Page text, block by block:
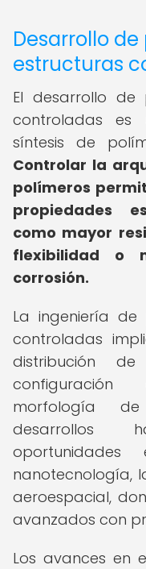
Desarrollo
estructuras
El desarrollo de
controladas
síntesis de
Controlar la
polímeros
propiedades
como mayor
flexibilidad o
corrosión.
La ingeniería de
controladas
distribución
morfología
desarrollos
nanotecnología,
aeroespacial,
avanzados con
Los avances en